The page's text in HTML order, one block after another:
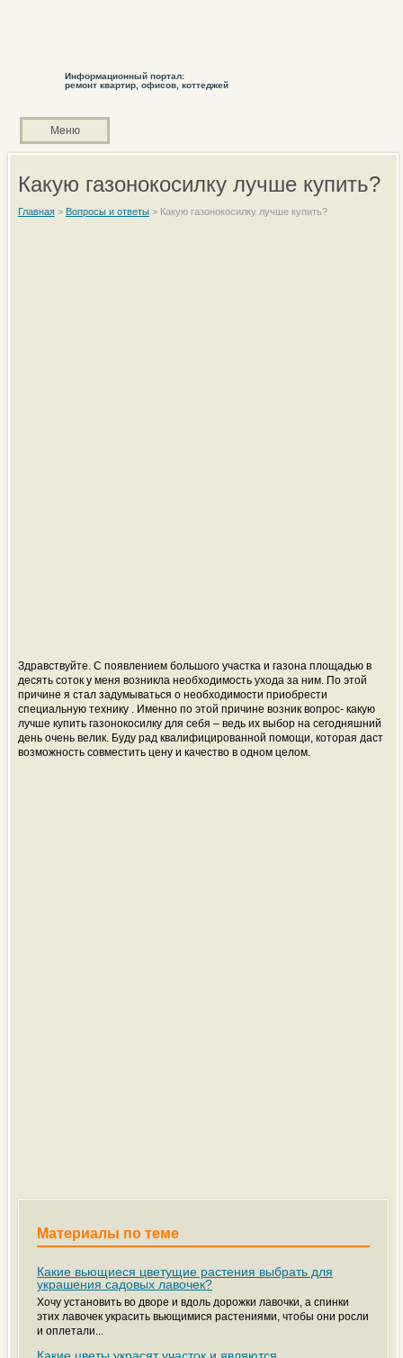
Информационный портал:
ремонт квартир, офисов, коттеджей
Меню
Какую газонокосилку лучше купить?
Главная> Вопросы и ответы> Какую газонокосилку лучше купить?
Здравствуйте. С появлением большого участка и газона площадью в
десять соток у меня возникла необходимость ухода за ним. По этой
причине я стал задумываться о необходимости приобрести
специальную технику . Именно по этой причине возник вопрос- какую
лучше купить газонокосилку для себя – ведь их выбор на сегодняшний
день очень велик. Буду рад квалифицированной помощи, которая даст
возможность совместить цену и качество в одном целом.
Материалы по теме
Какие вьющиеся цветущие растения выбрать для
украшения садовых лавочек?
Хочу установить во дворе и вдоль дорожки лавочки, а спинки
этих лавочек украсить вьющимися растениями, чтобы они росли
и оплетали...